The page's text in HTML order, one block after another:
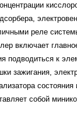
реле
включает
подводиться к
зажигания,
собой